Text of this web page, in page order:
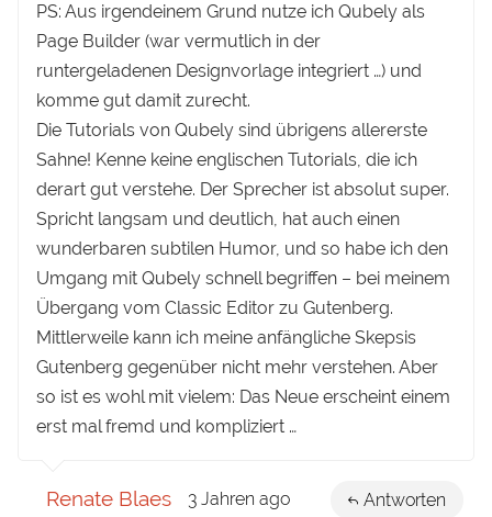
PS: Aus irgendeinem Grund nutze ich Qubely als
Page Builder (war vermutlich in der
runtergeladenen Designvorlage integriert …) und
komme gut damit zurecht.
Die Tutorials von Qubely sind übrigens allererste
Sahne! Kenne keine englischen Tutorials, die ich
derart gut verstehe. Der Sprecher ist absolut super.
Spricht langsam und deutlich, hat auch einen
wunderbaren subtilen Humor, und so habe ich den
Umgang mit Qubely schnell begriffen – bei meinem
Übergang vom Classic Editor zu Gutenberg.
Mittlerweile kann ich meine anfängliche Skepsis
Gutenberg gegenüber nicht mehr verstehen. Aber
so ist es wohl mit vielem: Das Neue erscheint einem
erst mal fremd und kompliziert …
Renate Blaes 3 Jahren ago Antworten